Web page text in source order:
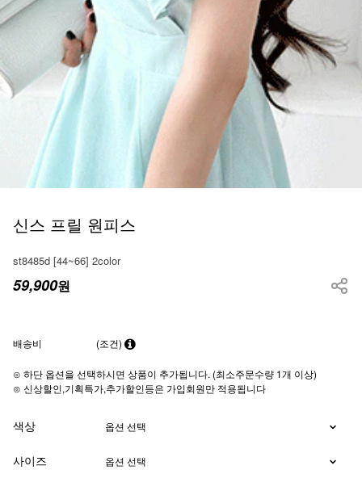
신스 프릴 원피스
st8485d [44~66] 2color
59,900원
배송비 (조건)
⊙ 하단 옵션을 선택하시면 상품이 추가됩니다. (최소주문수량 1개 이상)
⊙ 신상할인,기획특가,추가할인등은 가입회원만 적용됩니다
색상
사이즈